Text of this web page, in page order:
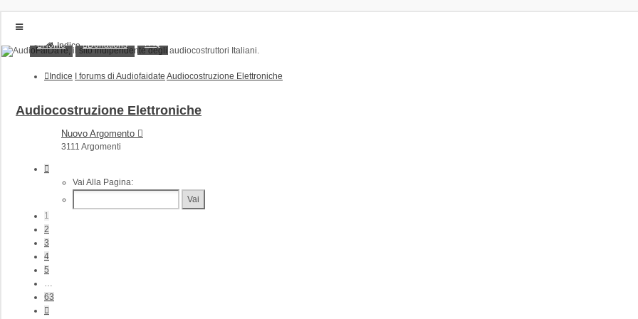
Indice
Home
FAQ
Home
Iscriviti
Home Donations
Indice I forums di Audiofaidate Audiocostruzione Elettroniche
Audiocostruzione Elettroniche
Nuovo Argomento
3111 Argomenti
Vai Alla Pagina:
1
2
3
4
5
…
63